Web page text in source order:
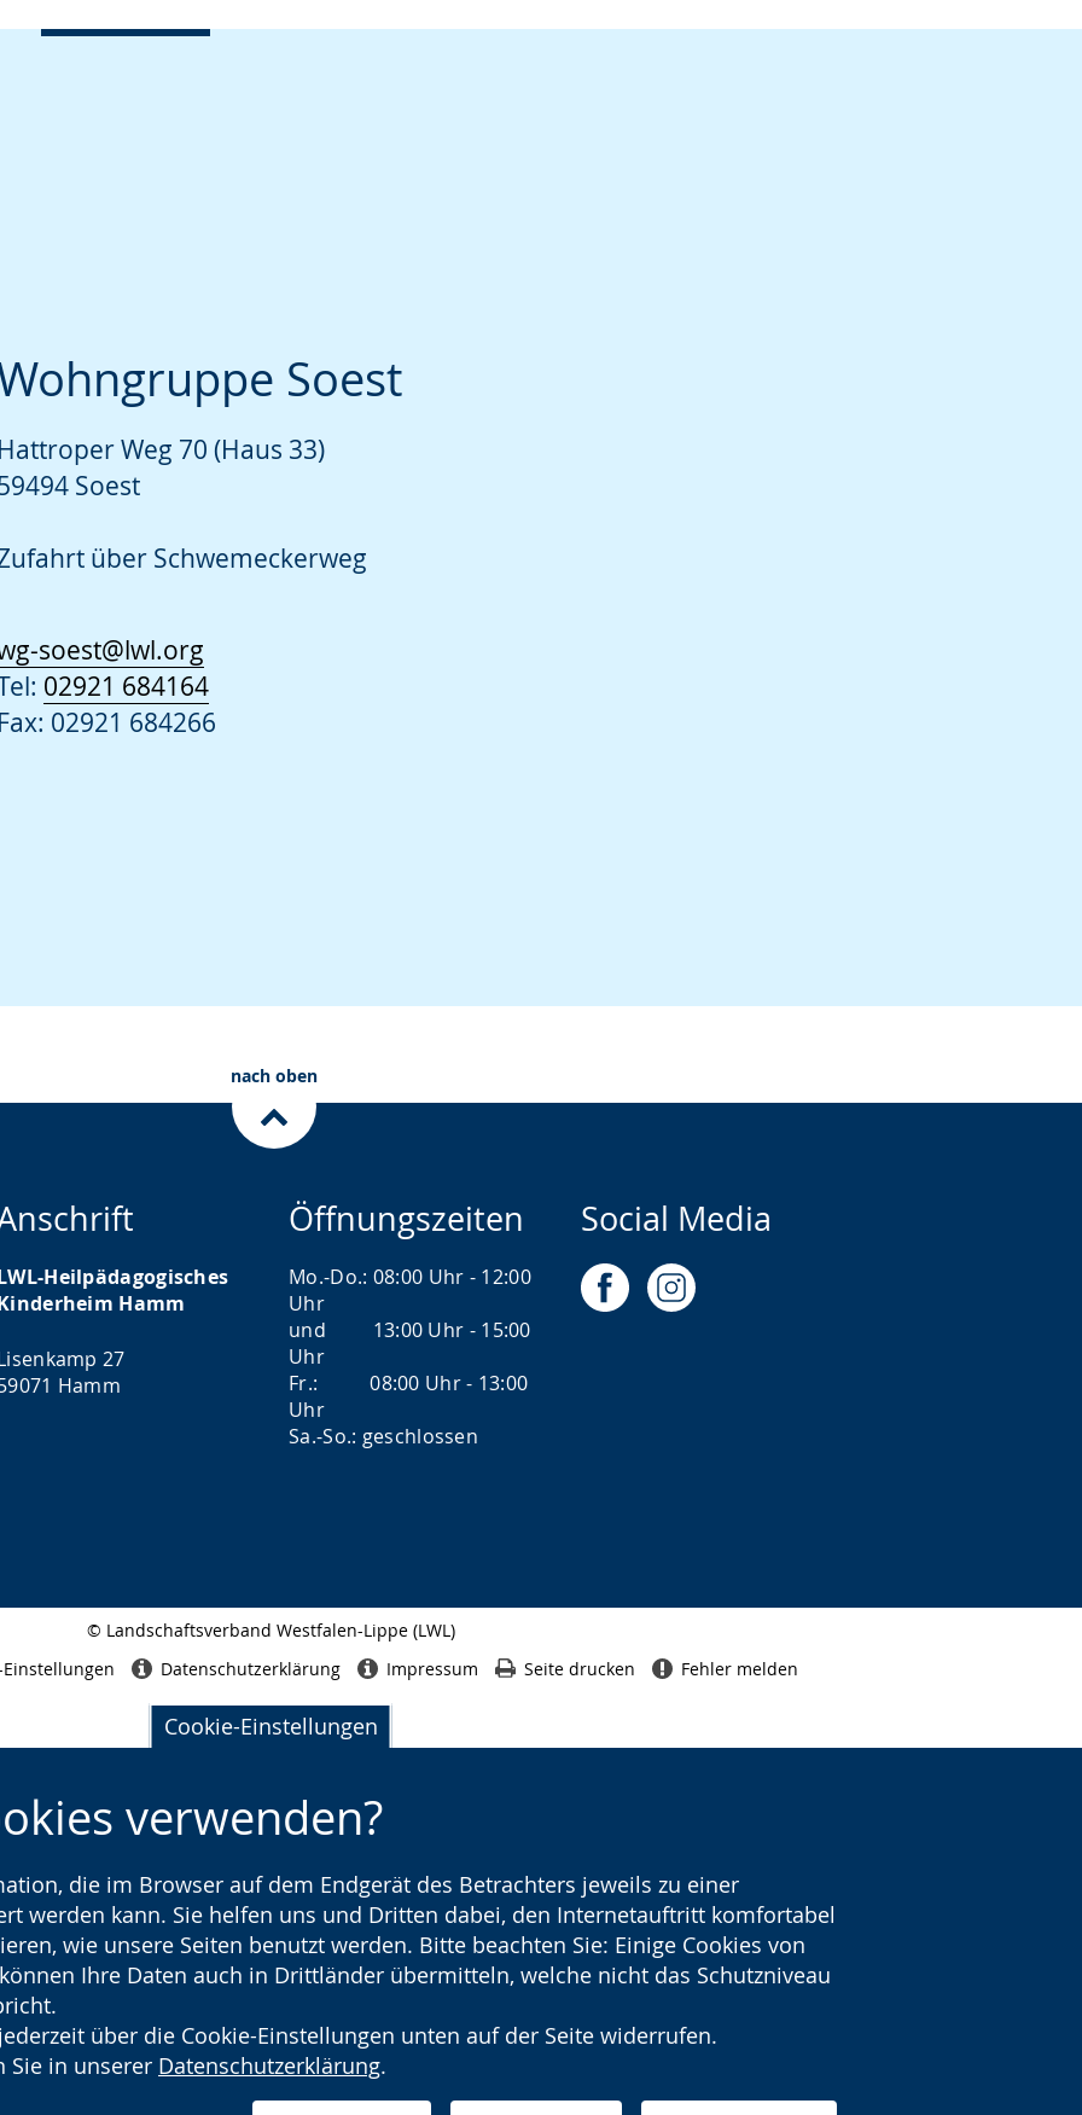
Cookie-Einstellungen
verwenden?
die im Browser auf dem Endgerät des Betrachters jeweils zu einer
werden kann. Sie helfen uns und Dritten dabei, den Internetauftritt komfortabel
wie unsere Seiten benutzt werden. Bitte beachten Sie: Einige Cookies von
Ihre Daten auch in Drittländer übermitteln, welche nicht das Schutzniveau
über die Cookie-Einstellungen unten auf der Seite widerrufen.
Sie in unserer Datenschutzerklärung.
Soest
Hattroper Weg 70 (Haus 33)
Soest
über Schwemeckerweg
soest@lwl.org
02921 684164
Fax: 02921 684266
nach oben
Heilpädagogisches
Hamm
27
Hamm
Öffnungszeiten
Mo.-Do.: 08:00 Uhr - 12:00
Uhr
und 13:00 Uhr - 15:00
Uhr
Fr.: 08:00 Uhr - 13:00
Uhr
Sa.-So.: geschlossen
Social Media
© Landschaftsverband Westfalen-Lippe (LWL)
Einstellungen Datenschutzerklärung Impressum Seite drucken Fehler melden